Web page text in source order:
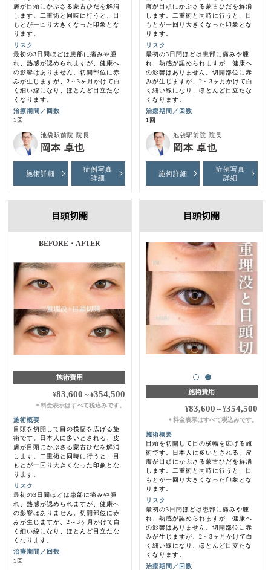
膚が目頭にかぶさる蒙古ひだを解消
します。二重術と同時に行うと、目
もとが一回り大きくなった印象とな
ります。
リスク
最初の3日間ほどは患部に痛みや腫
れ、熱感が認められますが、健康へ
の影響はありません。切開部位に赤
みが生じますが、2～3ヶ月かけて白
く細い線になり、ほとんど目立たな
くなります。
治療期間／回数
1回
池袋駅前院 院長
岡本 卓也
施術詳細
症例写真
詳細
膚が目頭にかぶさる蒙古ひだを解消
します。二重術と同時に行うと、目
もとが一回り大きくなった印象とな
ります。
リスク
最初の3日間ほどは患部に痛みや腫
れ、熱感が認められますが、健康へ
の影響はありません。切開部位に赤
みが生じますが、2～3ヶ月かけて白
く細い線になり、ほとんど目立たな
くなります。
治療期間／回数
1回
池袋駅前院 院長
岡本 卓也
施術詳細
症例写真
詳細
目頭切開
BEFORE・AFTER
施術費用
¥83,600 ～¥354,500
＊料金表示はすべて税込みです。
施術概要
目頭を切開して目の横幅を広げる施
術です。日本人に多いとされる、皮
膚が目頭にかぶさる蒙古ひだを解消
します。二重術と同時に行うと、目
もとが一回り大きくなった印象とな
ります。
リスク
最初の3日間ほどは患部に痛みや腫
れ、熱感が認められますが、健康へ
の影響はありません。切開部位に赤
みが生じますが、2～3ヶ月かけて白
く細い線になり、ほとんど目立たな
くなります。
治療期間／回数
1回
目頭切開
施術費用
¥83,600 ～¥354,500
＊ 料金表示はすべて税込みです。
施術概要
目頭を切開して目の横幅を広げる施
術です。日本人に多いとされる、皮
膚が目頭にかぶさる蒙古ひだを解消
します。二重術と同時に行うと、目
もとが一回り大きくなった印象とな
ります。
リスク
最初の3日間ほどは患部に痛みや腫
れ、熱感が認められますが、健康へ
の影響はありません。切開部位に赤
みが生じますが、2～3ヶ月かけて白
く細い線になり、ほとんど目立たな
くなります。
治療期間／回数